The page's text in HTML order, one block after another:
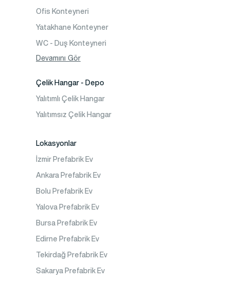
Ofis Konteyneri
Yatakhane Konteyner
WC - Duş Konteyneri
Konteyner Ev
Devamını Gör
Çelik Hangar - Depo
Yalıtımlı Çelik Hangar
Yalıtımsız Çelik Hangar
Lokasyonlar
İzmir Prefabrik Ev
Ankara Prefabrik Ev
Bolu Prefabrik Ev
Yalova Prefabrik Ev
Bursa Prefabrik Ev
Edirne Prefabrik Ev
Tekirdağ Prefabrik Ev
Sakarya Prefabrik Ev